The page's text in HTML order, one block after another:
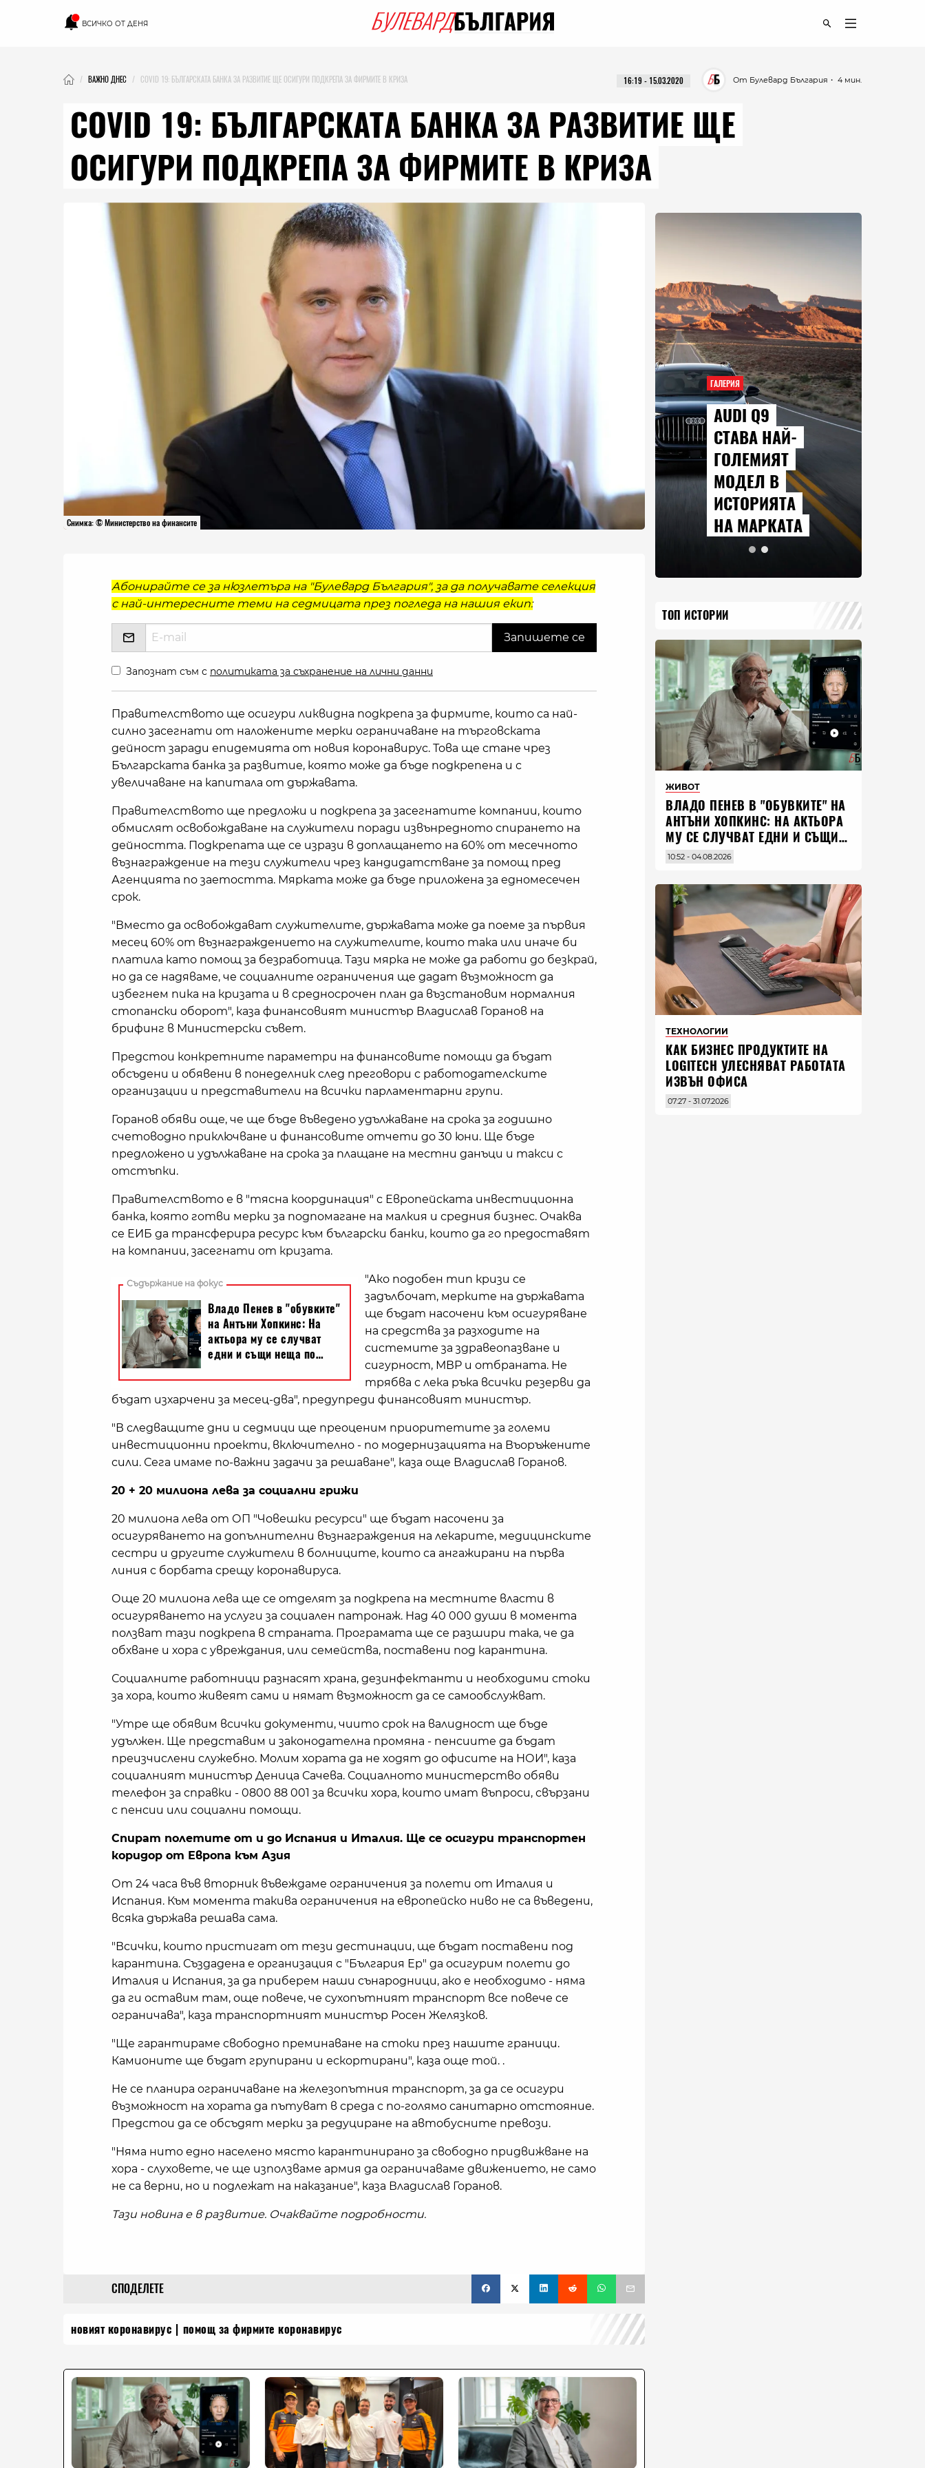
ВСИЧКО ОТ ДЕНЯ
ВАЖНО ДНЕС COVID 19: БЪЛГАРСКАТА БАНКА ЗА РАЗВИТИЕ ЩЕ ОСИГУРИ ПОДКРЕПА ЗА ФИРМИТЕ В КРИЗА ・ 4 мин.
От Булевард България
16:19 - 15.03.2020
COVID 19: БЪЛГАРСКАТА БАНКА ЗА РАЗВИТИЕ ЩЕ
ОСИГУРИ ПОДКРЕПА ЗА ФИРМИТЕ В КРИЗА
Снимка: © Министерство на финансите
Абонирайте се за нюзлетъра на "Булевард България", за да получавате селекция
с най-интересните теми на седмицата през погледа на нашия екип:
Запознат съм с политиката за съхранение на лични данни
Правителството ще осигури ликвидна подкрепа за фирмите, които са най-
силно засегнати от наложените мерки ограничаване на търговската
дейност заради епидемията от новия коронавирус. Това ще стане чрез
Българската банка за развитие, която може да бъде подкрепена и с
увеличаване на капитала от държавата.
Правителството ще предложи и подкрепа за засегнатите компании, които
обмислят освобождаване на служители поради извънредното спирането на
дейността. Подкрепата ще се изрази в доплащането на 60% от месечното
възнаграждение на тези служители чрез кандидатстване за помощ пред
Агенцията по заетостта. Мярката може да бъде приложена за едномесечен
срок.
"Вместо да освобождават служителите, държавата може да поеме за първия
месец 60% от възнаграждението на служителите, които така или иначе би
платила като помощ за безработица. Тази мярка не може да работи до безкрай,
но да се надяваме, че социалните ограничения ще дадат възможност да
избегнем пика на кризата и в средносрочен план да възстановим нормалния
стопански оборот", каза финансовият министър Владислав Горанов на
брифинг в Министерски съвет.
Предстои конкретните параметри на финансовите помощи да бъдат
обсъдени и обявени в понеделник след преговори с работодателските
организации и представители на всички парламентарни групи.
Горанов обяви още, че ще бъде въведено удължаване на срока за годишно
счетоводно приключване и финансовите отчети до 30 юни. Ще бъде
предложено и удължаване на срока за плащане на местни данъци и такси с
отстъпки.
Правителството е в "тясна координация" с Европейската инвестиционна
банка, която готви мерки за подпомагане на малкия и средния бизнес. Очаква
се ЕИБ да трансферира ресурс към български банки, които да го предоставят
на компании, засегнати от кризата.
"Ако подобен тип кризи се
задълбочат, мерките на държавата
ще бъдaт насочени към осигуряване
на средства за разходите на
системите за здравеопазване и
сигурност, МВР и отбраната. Не
трябва с лека ръка всички резерви да
бъдат изхарчени за месец-два", предупреди финансовият министър.
"В следващите дни и седмици ще преоценим приоритетите за големи
инвестиционни проекти, включително - по модернизацията на Въоръжените
сили. Сега имаме по-важни задачи за решаване", каза още Владислав Горанов.
20 + 20 милиона лева за социални грижи
20 милиона лева от ОП "Човешки ресурси" ще бъдат насочени за
осигуряването на допълнителни възнаграждения на лекарите, медицинските
сестри и другите служители в болниците, които са ангажирани на първа
линия с борбата срещу коронавируса.
Още 20 милиона лева ще се отделят за подкрепа на местните власти в
осигуряването на услуги за социален патронаж. Над 40 000 души в момента
ползват тази подкрепа в страната. Програмата ще се разшири така, че да
обхване и хора с увреждания, или семейства, поставени под карантина.
Социалните работници разнасят храна, дезинфектанти и необходими стоки
за хора, които живеят сами и нямат възможност да се самообслужват.
"Утре ще обявим всички документи, чиито срок на валидност ще бъде
удължен. Ще представим и законодателна промяна - пенсиите да бъдат
преизчислени служебно. Молим хората да не ходят до офисите на НОИ", каза
социалният министър Деница Сачева. Социалното министерство обяви
телефон за справки - 0800 88 001 за всички хора, които имат въпроси, свързани
с пенсии или социални помощи.
Спират полетите от и до Испания и Италия. Ще се осигури транспортен
коридор от Европа към Азия
От 24 часа във вторник въвеждаме ограничения за полети от Италия и
Испания. Към момента такива ограничения на европейско ниво не са въведени,
всяка държава решава сама.
"Всички, които пристигат от тези дестинации, ще бъдат поставени под
карантина. Създадена е организация с "България Ер" да осигурим полети до
Италия и Испания, за да приберем наши сънародници, ако е необходимо - няма
да ги оставим там, още повече, че сухопътният транспорт все повече се
ограничава", каза транспортният министър Росен Желязков.
"Ще гарантираме свободно преминаване на стоки през нашите граници.
Камионите ще бъдат групирани и ескортирани", каза още той. .
Не се планира ограничаване на железопътния транспорт, за да се осигури
възможност на хората да пътуват в среда с по-голямо санитарно отстояние.
Предстои да се обсъдят мерки за редуциране на автобусните превози.
"Няма нито едно населено място карантинирано за свободно придвижване на
хора - слуховете, че ще използваме армия да ограничаваме движението, не само
не са верни, но и подлежат на наказание", каза Владислав Горанов.
Тази новина е в развитие. Очаквайте подробности.
СПОДЕЛЕТЕ
новият коронавирус помощ за фирмите коронавирус
ГАЛЕРИЯ
AUDI Q9
СТАВА НАЙ-
ГОЛЕМИЯТ
МОДЕЛ В
ИСТОРИЯТА
НА МАРКАТА
ТОП ИСТОРИИ
ЖИВОТ
ВЛАДO ПЕНЕВ В "ОБУВКИТЕ" НА
АНТЪНИ ХОПКИНС: НА АКТЬОРА
МУ СЕ СЛУЧВАТ ЕДНИ И СЪЩИ
НЕЩА ПО ЦЕЛИЯ СВЯТ
10:52 - 04.08.2026
ТЕХНОЛОГИИ
КАК БИЗНЕС ПРОДУКТИТЕ НА
LOGITECH УЛЕСНЯВАТ РАБОТАТА
ИЗВЪН ОФИСА
07:27 - 31.07.2026